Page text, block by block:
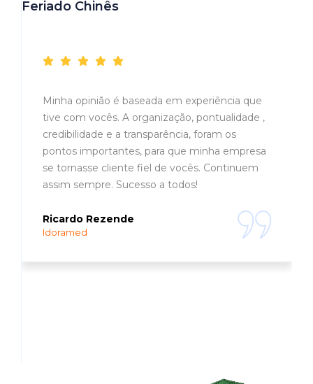
Feriado Chinês
Minha opinião é baseada em experiência que
tive com vocês. A organização, pontualidade ,
credibilidade e a transparência, foram os
pontos importantes, para que minha empresa
se tornasse cliente fiel de vocês. Continuem
assim sempre. Sucesso a todos!
Ricardo Rezende
Idoramed